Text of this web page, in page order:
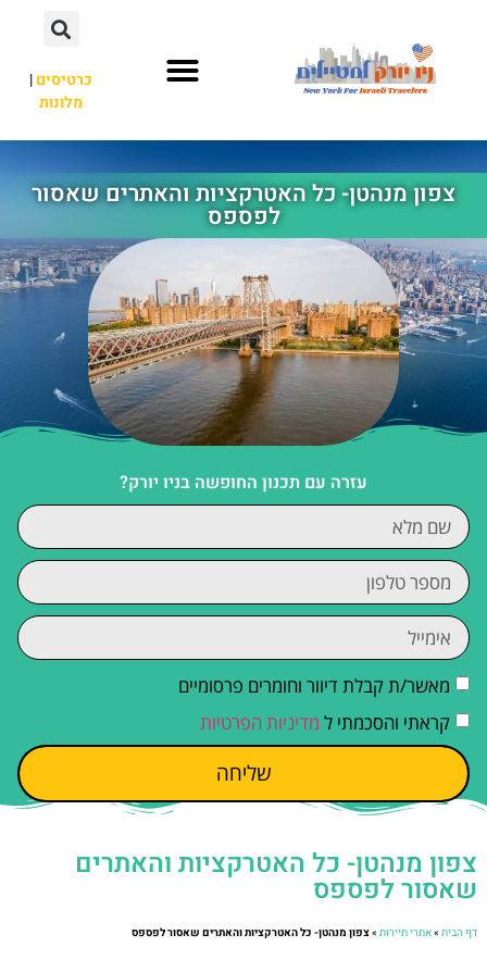
כרטיסים|
מלונות
צפון מנהטן- כל האטרקציות והאתרים שאסור
לפספס
עזרה עם תכנון החופשה בניו יורק?
מאשר/ת קבלת דיוור וחומרים פרסומיים
קראתי והסכמתי ל מדיניות הפרטיות
שליחה
צפון מנהטן- כל האטרקציות והאתרים
שאסור לפספס
דף הבית»אתרי תיירות»צפון מנהטן- כל האטרקציות והאתרים שאסור לפספס